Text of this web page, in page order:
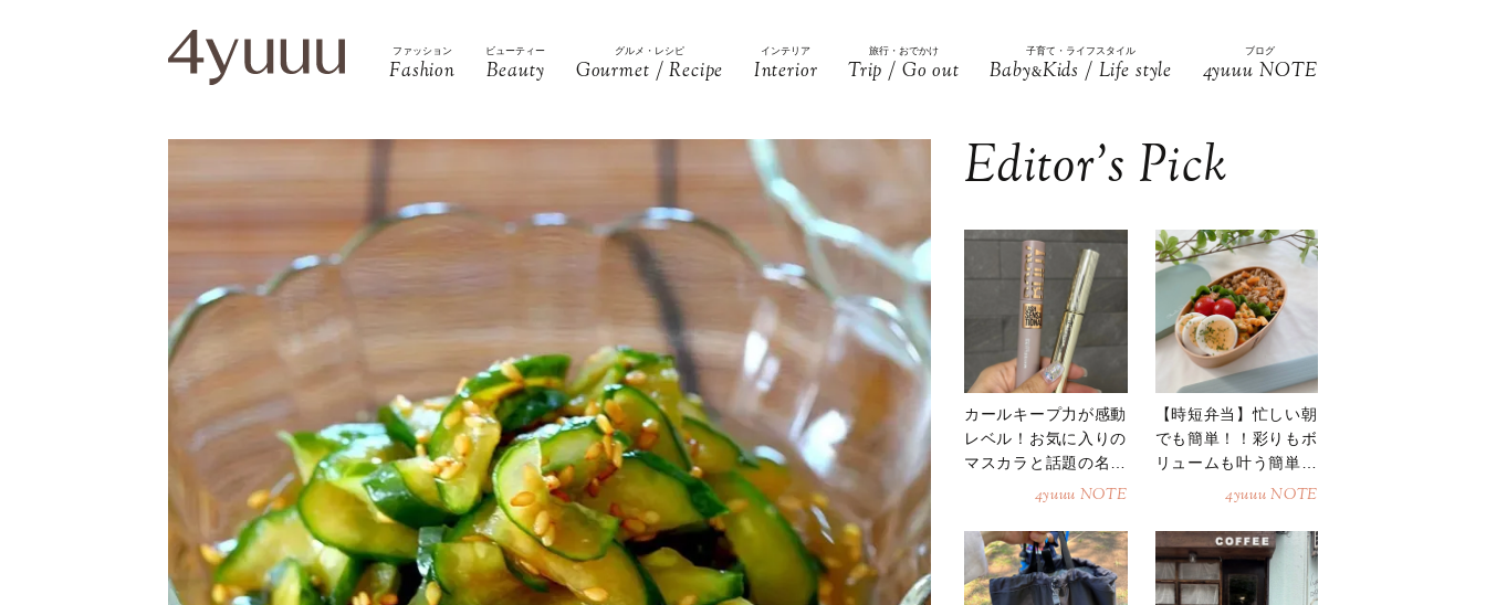
ファッション
Fashion
ビューティー
Beauty
グルメ・レシピ
Gourmet / Recipe
インテリア
Interior
旅行・おでかけ
Trip / Go out
子育て・ライフスタイル
Baby&Kids / Life style
ブログ
4yuuu NOTE
Editor’s Pick
カールキープ力が感動
レベル！お気に入りの
マスカラと話題の名品
4yuuu NOTE
【時短弁当】忙しい朝
でも簡単！！彩りもボ
リュームも叶う簡単そ
4yuuu NOTE